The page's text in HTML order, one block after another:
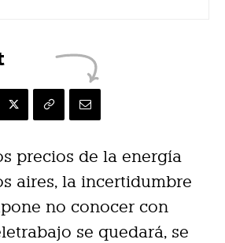
precios de la energía
aires, la incertidumbre
no conocer con
se quedará, se